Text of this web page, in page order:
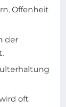
Offenheit
der
oft